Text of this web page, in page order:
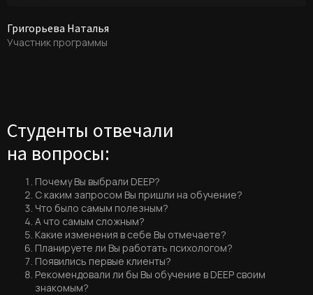
Григорьева Наталья
Участник программы
Студенты отвечали
на вопросы:
Почему Вы выбрали DEEP?
С каким запросом Вы пришли на обучение?
Что было самым полезным?
А что самым сложным?
Какие изменения в себе Вы отмечаете?
Планируете ли Вы работать психологом?
Появились первые клиенты?
Рекомендовали ли бы Вы обучение в DEEP своим
знакомым?